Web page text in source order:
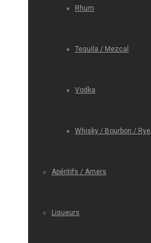
Rhum
Tequila / Mezcal
Vodka
Whisky / Bourbon / Rye
Apéritifs / Amers
Liqueurs